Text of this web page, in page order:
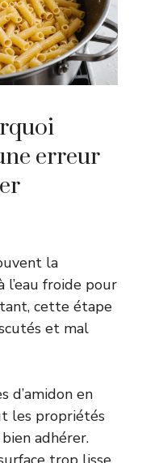
erreur
la
froide pour
cette étape
et mal
d’amidon en
les propriétés
adhérer.